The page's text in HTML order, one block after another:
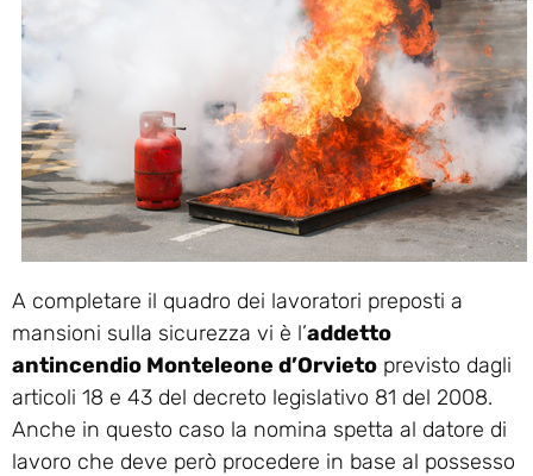
A completare il quadro dei lavoratori preposti a
mansioni sulla sicurezza vi è l’addetto
antincendio Monteleone d’Orvieto previsto dagli
articoli 18 e 43 del decreto legislativo 81 del 2008.
Anche in questo caso la nomina spetta al datore di
lavoro che deve però procedere in base al possesso